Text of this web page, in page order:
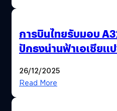
การบินไทยรับมอบ
ปักธงน่านฟ้าเอเชียแ
26/12/2025
Read More